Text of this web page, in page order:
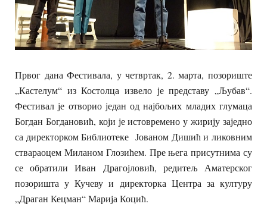
Првог дана Фестивала, у четвртак, 2. марта, позориште
„Кастелум“ из Костолца извело је представу „Љубав“.
Фестивал је отворио један од најбољих младих глумаца
Богдан Богдановић, који је истовремено у жирију заједно
са директорком Библиотеке Јованом Дишић и ликовним
ствараоцем Миланом Глозићем. Пре њега присутнима су
се обратили Иван Драгојловић, редитељ Аматерског
позоришта у Кучеву и директорка Центра за културу
„Драган Кецман“ Марија Коцић.